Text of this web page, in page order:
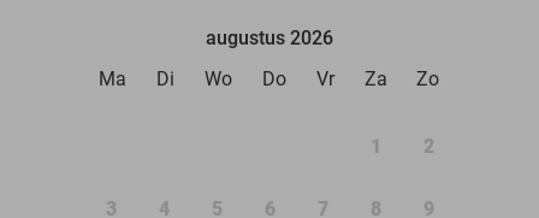
augustus 2026
Ma
Di Wo Do Vr Za Zo
1 2
3 4 5 6 7 8 9